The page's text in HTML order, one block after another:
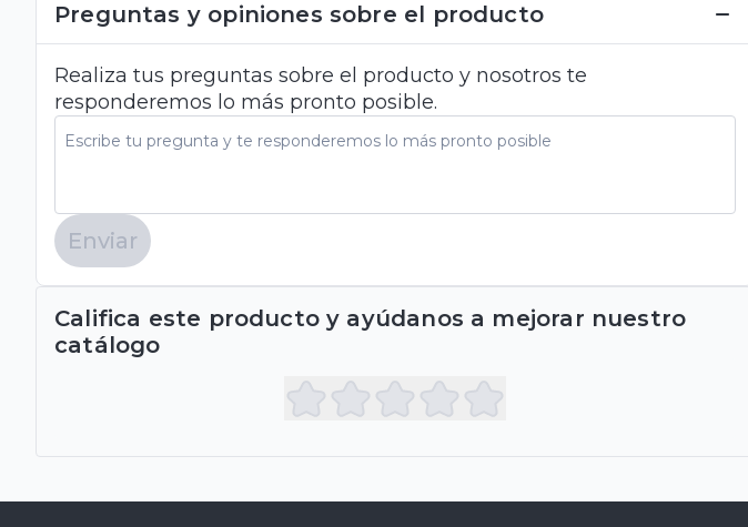
Preguntas y opiniones sobre el producto
Realiza tus preguntas sobre el producto y nosotros te
responderemos lo más pronto posible.
Enviar
Califica este producto y ayúdanos a mejorar nuestro
catálogo